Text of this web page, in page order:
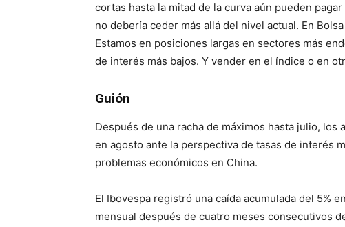
cortas hasta la mitad de la curva aún pueden
no debería ceder más allá del nivel actual. En
Estamos en posiciones largas en sectores más
de interés más bajos. Y vender en el índice o en
Guión
Después de una racha de máximos hasta julio,
en agosto ante la perspectiva de tasas de interés
problemas económicos en China.
El Ibovespa registró una caída acumulada del 5%
mensual después de cuatro meses consecutivos